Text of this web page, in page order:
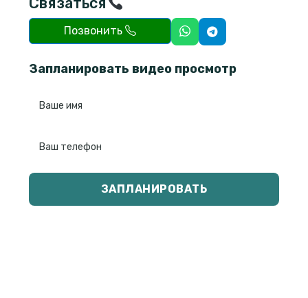
Позвонить
Запланировать видео просмотр
ЗАПЛАНИРОВАТЬ